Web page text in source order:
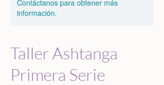
Contáctanos para obtener más
información.
Taller Ashtanga
Primera Serie